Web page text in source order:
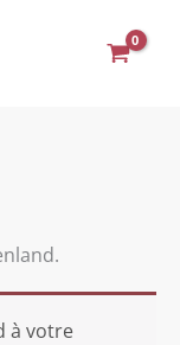
à votre